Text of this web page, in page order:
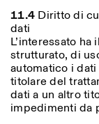
11.4 Diritto di
dati
L’interessato
strutturato, di
automatico i
titolare del
dati a un altro
impedimenti da